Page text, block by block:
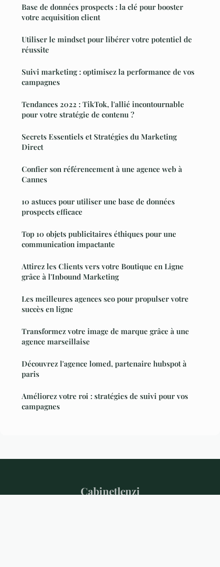
Base de données prospects : la clé pour booster
votre acquisition client
Utiliser le mindset pour libérer votre potentiel de
réussite
Suivi marketing : optimisez la performance de vos
campagnes
Tendances 2022 : TikTok, l'allié incontournable
pour votre stratégie de contenu ?
Secrets Essentiels et Stratégies du Marketing
Direct
Confier son référencement à une agence web à
Cannes
10 astuces pour utiliser une base de données
prospects efficace
Top 10 objets publicitaires éthiques pour une
communication impactante
Attirez les Clients vers votre Boutique en Ligne
grâce à l'Inbound Marketing
Les meilleures agences seo pour propulser votre
succès en ligne
Transformez votre image de marque grâce à une
agence marseillaise
Découvrez l'agence lomed, partenaire hubspot à
paris
Améliorez votre roi : stratégies de suivi pour vos
campagnes
Cabinetlenzi